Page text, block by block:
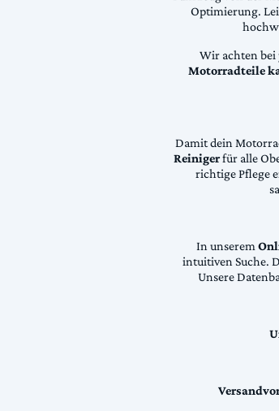
Optimierung.
Wir achten bei
Motorradteile
Damit dein
Reinigerfür alle
richtige Pflege
In unserem
intuitiven Suche.
Unsere